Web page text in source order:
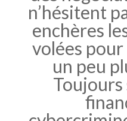
n’hésitent
enchères
volées
un peu
Toujours